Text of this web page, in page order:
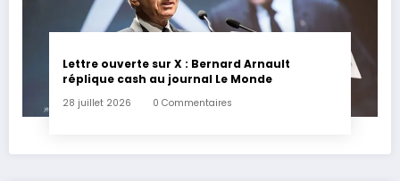
Lettre ouverte sur X : Bernard Arnault
réplique cash au journal Le Monde
28 juillet 2026 0 Commentaires